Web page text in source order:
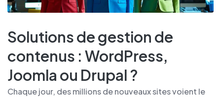
Solutions de gestion de
contenus : WordPress,
Joomla ou Drupal ?
Chaque jour, des millions de nouveaux sites voient le